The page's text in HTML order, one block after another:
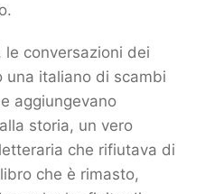
le conversazioni dei
una italiano di scambi
aggiungevano
storia, un vero
che rifiutava di
che è rimasto,